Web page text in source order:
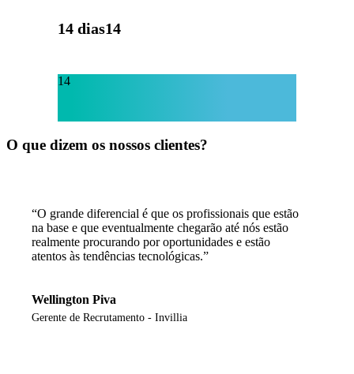
14 dias14
14
O que dizem os nossos clientes?
“O grande diferencial é que os profissionais que estão
na base e que eventualmente chegarão até nós estão
realmente procurando por oportunidades e estão
atentos às tendências tecnológicas.”
Wellington Piva
Gerente de Recrutamento - Invillia